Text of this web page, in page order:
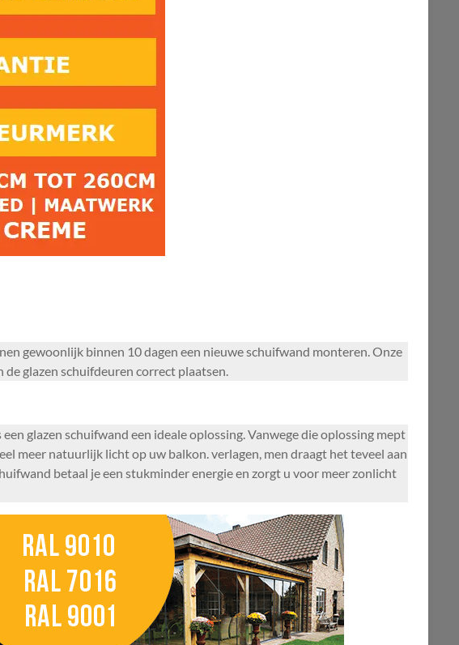
gewoonlijk binnen 10 dagen een nieuwe schuifwand monteren. Onze
glazen schuifdeuren correct plaatsen.
glazen schuifwand een ideale oplossing. Vanwege die oplossing mept
meer natuurlijk licht op uw balkon. verlagen, men draagt het teveel aan
betaal je een stukminder energie en zorgt u voor meer zonlicht